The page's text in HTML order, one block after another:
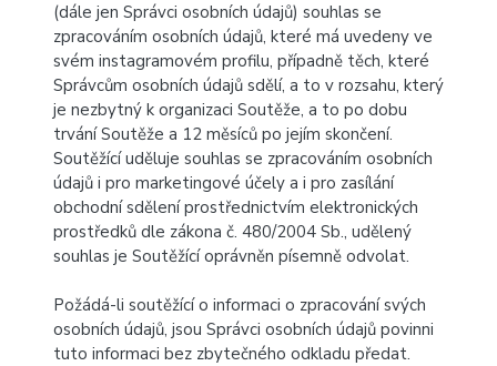
(dále jen Správci osobních údajů) souhlas se
zpracováním osobních údajů, které má uvedeny ve
svém instagramovém profilu, případně těch, které
Správcům osobních údajů sdělí, a to v rozsahu, který
je nezbytný k organizaci Soutěže, a to po dobu
trvání Soutěže a 12 měsíců po jejím skončení.
Soutěžící uděluje souhlas se zpracováním osobních
údajů i pro marketingové účely a i pro zasílání
obchodní sdělení prostřednictvím elektronických
prostředků dle zákona č. 480/2004 Sb., udělený
souhlas je Soutěžící oprávněn písemně odvolat.
Požádá-li soutěžící o informaci o zpracování svých
osobních údajů, jsou Správci osobních údajů povinni
tuto informaci bez zbytečného odkladu předat.